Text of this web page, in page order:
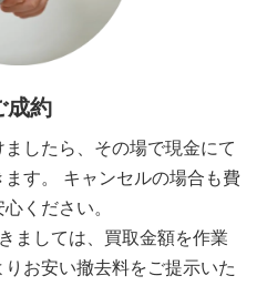
成約
したら、その場で現金にて
す。 キャンセルの場合も費
ください。
ましては、買取金額を作業
お安い撤去料をご提示いた